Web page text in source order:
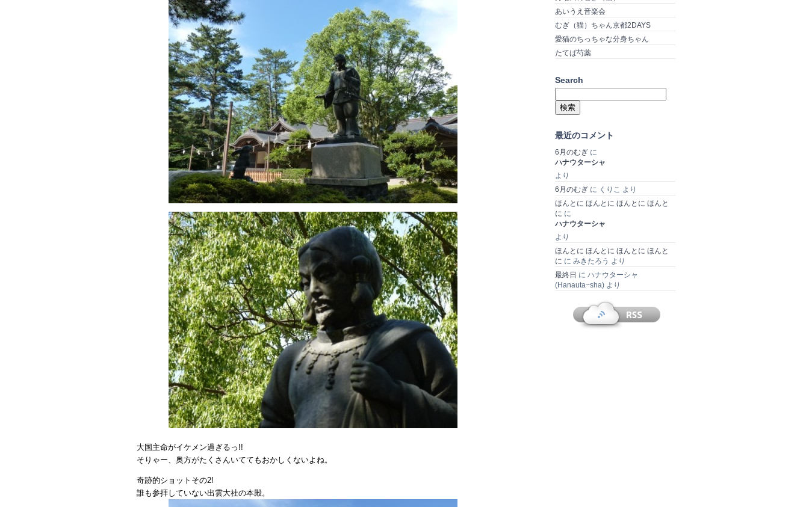
大国主命がイケメン過ぎるっ!!
そりゃー、奥方がたくさんいててもおかしくないよね。
奇跡的ショットその2!
誰も参拝していない出雲大社の本殿。
あいうえ音楽会
むぎ（猫）ちゃん京都2DAYS
愛猫のちっちゃな分身ちゃん
たてば芍薬
Search
索:
最近のコメント
6月のむぎ に
ハナウターシャ
より
6月のむぎ に くりこ より
ほんとに ほんとに ほんとに ほんと
に に
ハナウターシャ
より
ほんとに ほんとに ほんとに ほんと
に に みきたろう より
最終日 に ハナウターシャ
(Hanauta~sha) より